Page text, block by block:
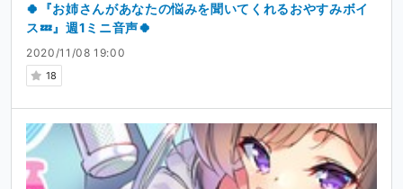
2020/11/08 19:00
18
🍀『お姉さんがあなたの悩みを聞いてくれるおやすみボイ
ス💤』週1ミニ音声🍀